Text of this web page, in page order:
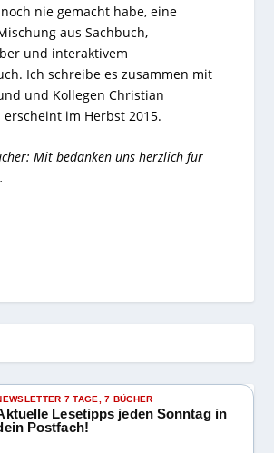
nie gemacht habe, eine
aus Sachbuch,
und interaktivem
Ich schreibe es zusammen mit
und Kollegen Christian
erscheint im Herbst 2015.
Mit bedanken uns herzlich für
7 TAGE, 7 BÜCHER
Lesetipps jeden Sonntag in
Postfach!